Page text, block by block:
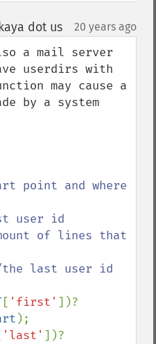
dot us¶ 20 years ago
a mail server
userdirs with
may cause a
by a system
point and where
of lines that
last user id
[ 'first' ])?
'last' ])?